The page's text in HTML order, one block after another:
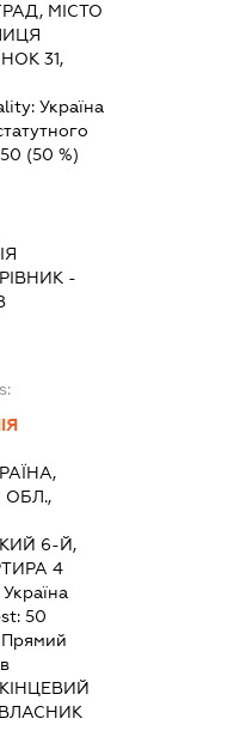
МІСТО
31,
Україна
(50 %)
-
ОБЛ.,
6-Й,
4
Україна
50
Прямий
КІНЦЕВИЙ